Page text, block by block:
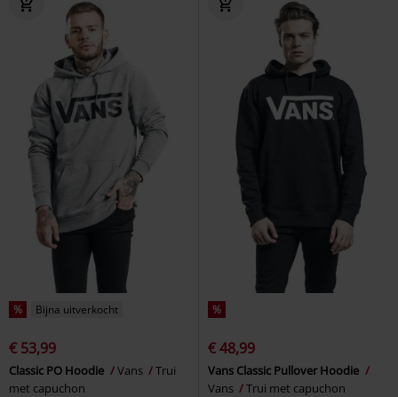
% Bijna uitverkocht
€ 53,99
Classic PO Hoodie Vans
Trui
met capuchon
%
€ 48,99
Vans Classic Pullover Hoodie
Vans
Trui met capuchon